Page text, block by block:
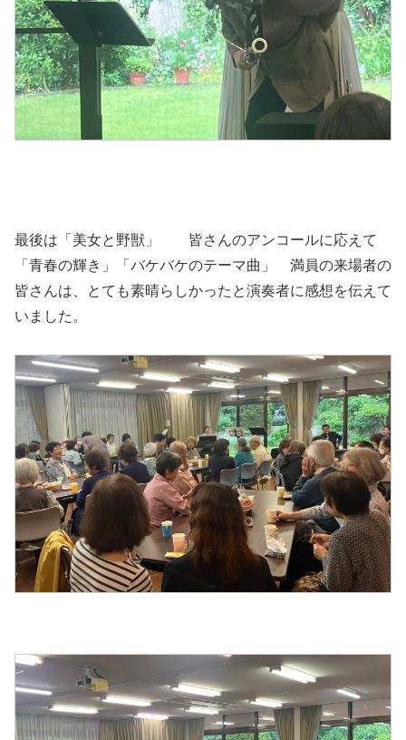
最後は「美女と野獣」 皆さんのアンコールに応えて
「青春の輝き」「バケバケのテーマ曲」 満員の来場者の
皆さんは、とても素晴らしかったと演奏者に感想を伝えて
いました。